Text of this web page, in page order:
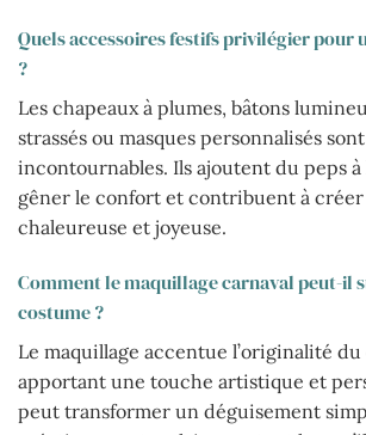
Quels accessoires festifs privilégier pour
?
Les chapeaux à plumes, bâtons
strassés ou masques personnalisés
incontournables. Ils ajoutent du peps à
gêner le confort et contribuent à créer
chaleureuse et joyeuse.
Comment le maquillage carnaval peut-il
costume ?
Le maquillage accentue l’originalité
apportant une touche artistique et
peut transformer un déguisement